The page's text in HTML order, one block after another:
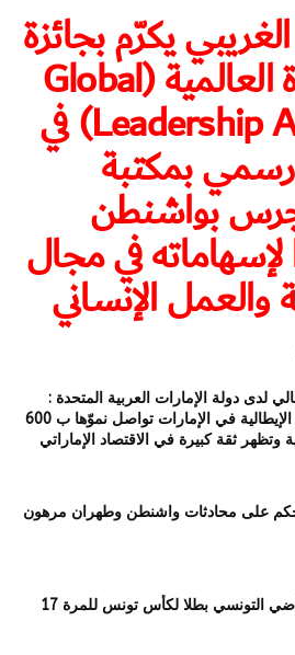
يكرّم بجائزة
القيادة العالمية (Global
Leadership Award) في
بمكتبة
بواشنطن
لإسهاماته في مجال
الإنساني
لدى دولة الإمارات العربية المتحدة :
الاستثمارات الإيطالية في الإمارات تواصل نموّها ب 600
وتظهر ثقة كبيرة في الاقتصاد الإماراتي
على محادثات واشنطن وطهران مرهون
الترجي الرياضي التونسي بطلا لكأس تونس للمرة 17